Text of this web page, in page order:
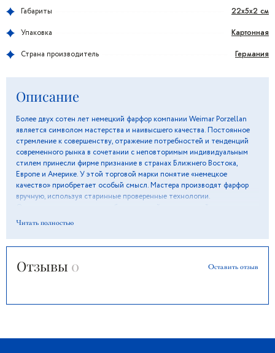
Габариты 22x5x2 см
Упаковка Картонная
Страна производитель Германия
Описание
Более двух сотен лет немецкий фарфор компании Weimar Porzellan
является символом мастерства и наивысшего качества. Постоянное
стремление к совершенству, отражение потребностей и тенденций
современного рынка в сочетании с неповторимым индивидуальным
стилем принесли фирме признание в странах Ближнего Востока,
Европе и Америке. У этой торговой марки понятие «немецкое
качество» приобретает особый смысл. Мастера производят фарфор
вручную, используя старинные проверенные технологии.
ощущение вкуса и элегантности, а особая глазурь поможет сохранить
Читать полностью
Отзывы 0 Оставить отзыв